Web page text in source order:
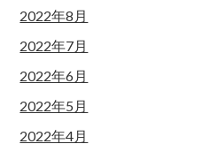
2022年8月
2022年7月
2022年6月
2022年5月
2022年4月